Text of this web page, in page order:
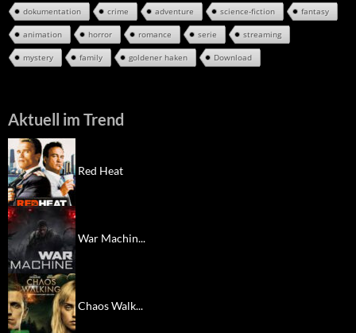
dokumentation crime adventure science-fiction fantasy
animation horror romance serie streaming
mystery family goldener haken Download
Aktuell im Trend
Red Heat
War Machin...
Chaos Walk...